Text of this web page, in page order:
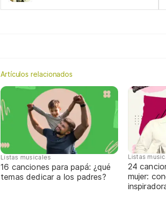
Artículos relacionados
Listas musicales
16 canciones para papá: ¿qué
temas dedicar a los padres?
Listas
24
mujer: